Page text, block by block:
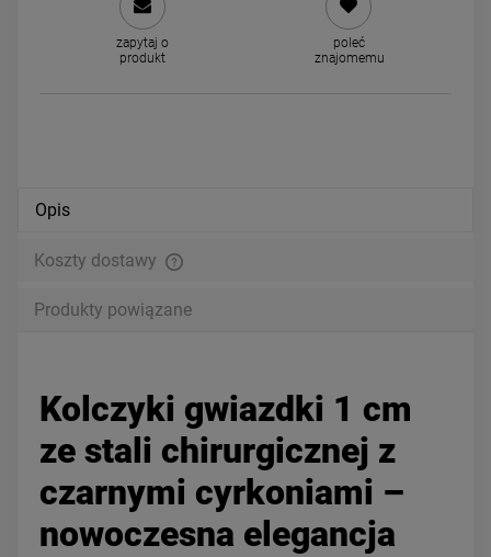
zapytaj o
produkt
poleć
znajomemu
Opis
Koszty dostawy
Produkty powiązane
Kolczyki gwiazdki 1 cm
ze stali chirurgicznej z
czarnymi cyrkoniami –
nowoczesna elegancja